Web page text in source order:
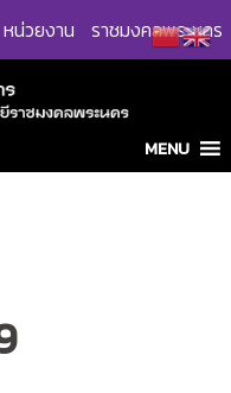
หน่วยงาน ราชมงคลพระนคร
MENU